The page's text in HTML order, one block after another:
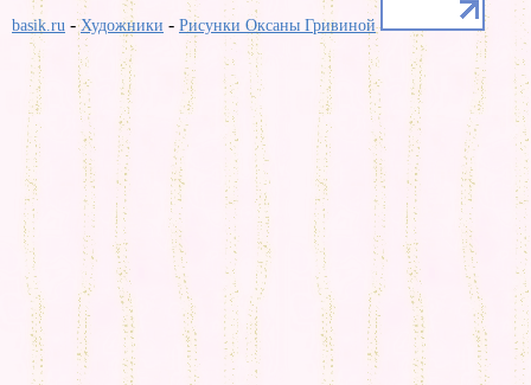
basik.ru -Художники - Рисунки Оксаны Гривиной